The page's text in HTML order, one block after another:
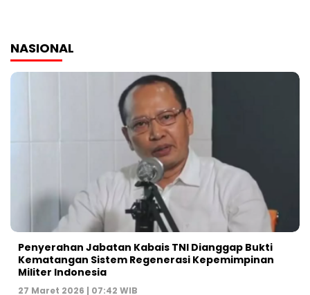
NASIONAL
Penyerahan Jabatan Kabais TNI Dianggap Bukti
Kematangan Sistem Regenerasi Kepemimpinan
Militer Indonesia
27 Maret 2026 | 07:42 WIB